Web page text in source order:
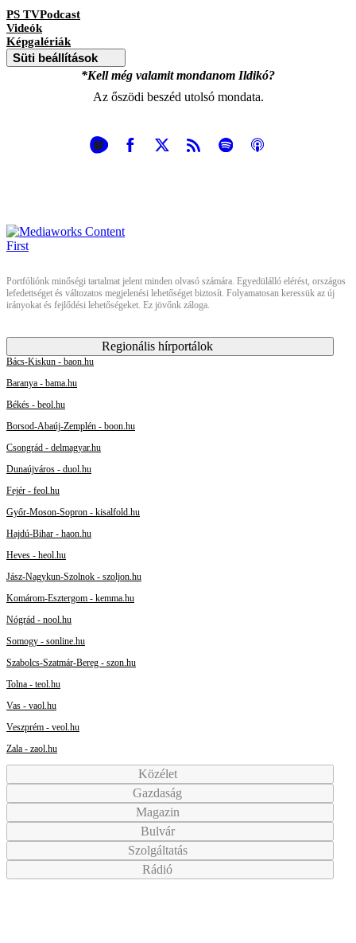
PS TVPodcast
Videók
Képgalériák
Süti beállítások
*Kell még valamit mondanom Ildikó?
Az őszödi beszéd utolsó mondata.
Portfóliónk minőségi tartalmat jelent minden olvasó számára. Egyedülálló elérést, országos
lefedettséget és változatos megjelenési lehetőséget biztosít. Folyamatosan keressük az új
irányokat és fejlődési lehetőségeket. Ez jövőnk záloga.
Regionális hírportálok
Bács-Kiskun - baon.hu
Baranya - bama.hu
Békés - beol.hu
Borsod-Abaúj-Zemplén - boon.hu
Csongrád - delmagyar.hu
Dunaújváros - duol.hu
Fejér - feol.hu
Győr-Moson-Sopron - kisalfold.hu
Hajdú-Bihar - haon.hu
Heves - heol.hu
Jász-Nagykun-Szolnok - szoljon.hu
Komárom-Esztergom - kemma.hu
Nógrád - nool.hu
Somogy - sonline.hu
Szabolcs-Szatmár-Bereg - szon.hu
Tolna - teol.hu
Vas - vaol.hu
Veszprém - veol.hu
Zala - zaol.hu
Közélet
Gazdaság
Magazin
Bulvár
Szolgáltatás
Rádió